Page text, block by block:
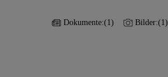
Dokumente:(1) Bilder:(1)